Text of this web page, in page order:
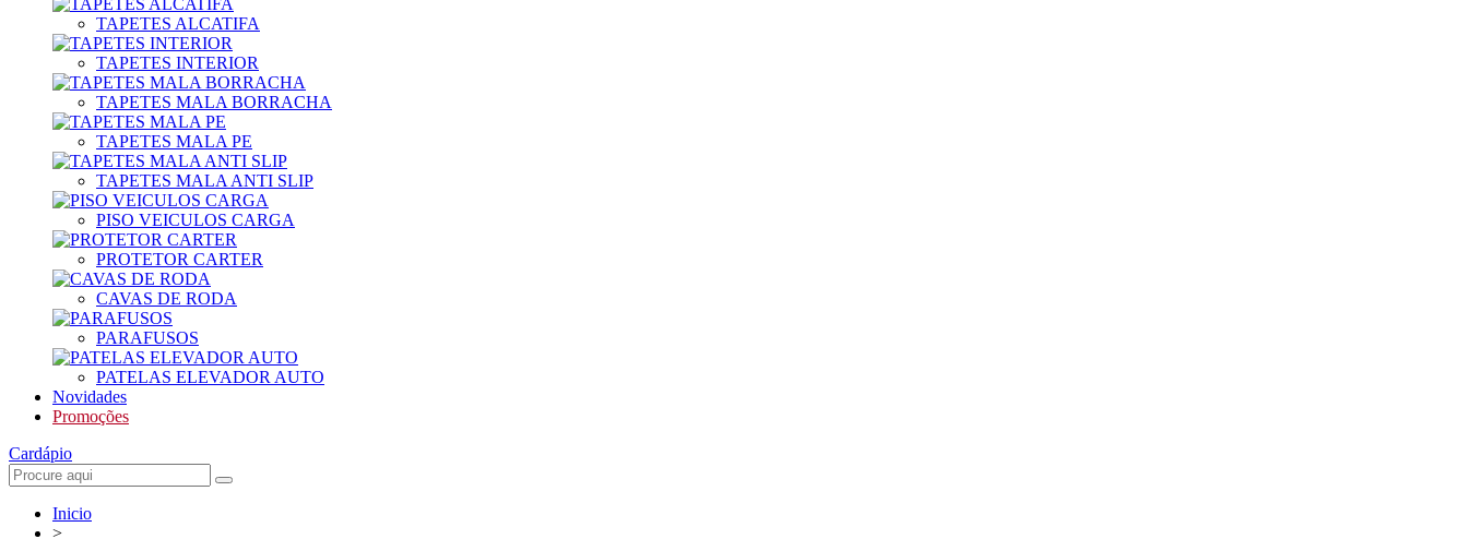
TAPETES ALCATIFA
TAPETES INTERIOR
TAPETES MALA BORRACHA
TAPETES MALA PE
TAPETES MALA ANTI SLIP
PISO VEICULOS CARGA
PROTETOR CARTER
CAVAS DE RODA
PARAFUSOS
PATELAS ELEVADOR AUTO
Novidades
Promoções
Cardápio
Inicio
>